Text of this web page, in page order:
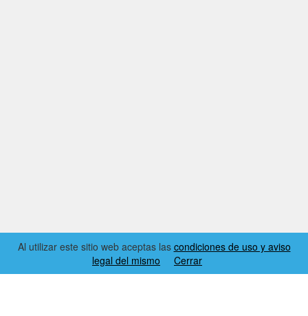
Al utilizar este sitio web aceptas las condiciones de uso y aviso
legal del mismo
Cerrar